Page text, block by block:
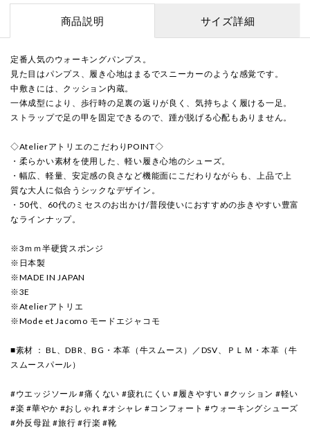
商品説明 サイズ詳細
定番人気のウォーキングパンプス。
見た目はパンプス、履き心地はまるでスニーカーのような感覚です。
中敷きには、クッション内蔵。
一体成型により、歩行時の足裏の返りが良く、気持ちよく履ける一足。
ストラップで足の甲を固定できるので、踵が脱げる心配もありません。
◇AtelierアトリエのこだわりPOINT◇
・柔らかい素材を使用した、軽い履き心地のシューズ。
・幅広、軽量、安定感の良さなど機能面にこだわりながらも、上品で上
質な大人に似合うシックなデザイン。
・50代、60代のミセスのお出かけ/普段使いにおすすめの歩きやすい豊富
なラインナップ。
※3ｍｍ半硬貨スポンジ
※日本製
※MADE IN JAPAN
※3E
※Atelierアトリエ
※Mode et Jacomo モードエジャコモ
■素材 ： BL、DBR、BG・本革（牛スムース）／DSV、ＰＬＭ・本革（牛
スムースパール）
#ウエッジソール #痛くない #疲れにくい #履きやすい #クッション #軽い
#楽 #華やか #おしゃれ #オシャレ #コンフォート #ウォーキングシューズ
#外反母趾 #旅行 #行楽 #靴